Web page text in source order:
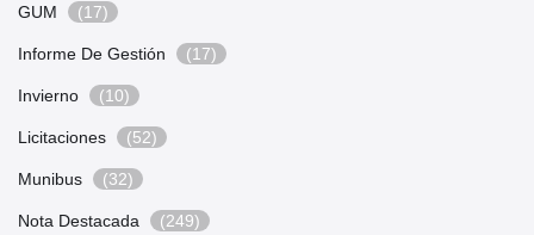
GUM (17)
Informe De Gestión (17)
Invierno (10)
Licitaciones (52)
Munibus (32)
Nota Destacada (249)